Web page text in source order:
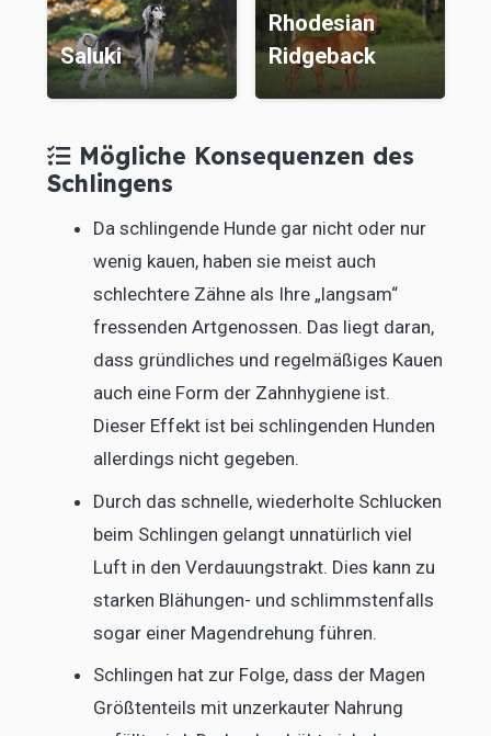
Saluki
Rhodesian
Ridgeback
Mögliche Konsequenzen des
Schlingens
Da schlingende Hunde gar nicht oder nur
wenig kauen, haben sie meist auch
schlechtere Zähne als Ihre „langsam“
fressenden Artgenossen. Das liegt daran,
dass gründliches und regelmäßiges Kauen
auch eine Form der Zahnhygiene ist.
Dieser Effekt ist bei schlingenden Hunden
allerdings nicht gegeben.
Durch das schnelle, wiederholte Schlucken
beim Schlingen gelangt unnatürlich viel
Luft in den Verdauungstrakt. Dies kann zu
starken Blähungen- und schlimmstenfalls
sogar einer Magendrehung führen.
Schlingen hat zur Folge, dass der Magen
Größtenteils mit unzerkauter Nahrung